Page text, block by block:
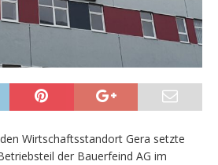
Wirtschaftsstandort Gera setzte
der Bauerfeind AG im